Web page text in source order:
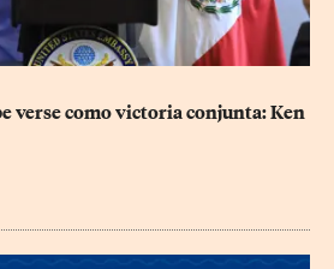
verse como victoria conjunta: Ken